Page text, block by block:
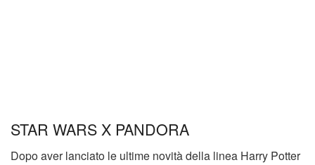
STAR WARS X PANDORA
Dopo aver lanciato le ultime novità della linea Harry Potter